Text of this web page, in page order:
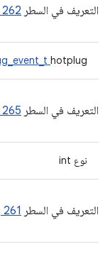
التعريف في السطر 262
hotplug
التعريف في السطر 265
نوع int
التعريف في السطر 261